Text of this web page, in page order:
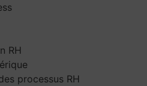
RH
processus RH